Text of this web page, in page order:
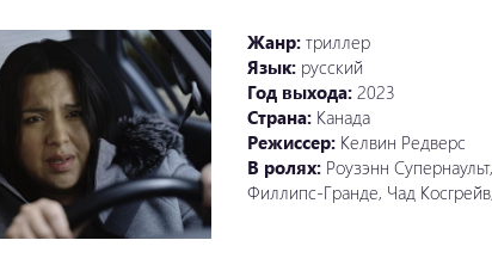
Жанр: триллер
Язык: русский
Год выхода: 2023
Страна: Канада
Режиссер: Келвин Редверс
В ролях: Роузэнн
Филлипс-Гранде, Чад